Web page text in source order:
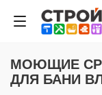
МОЮЩИЕ
ДЛЯ БАНИ